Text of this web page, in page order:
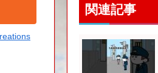
関連記事